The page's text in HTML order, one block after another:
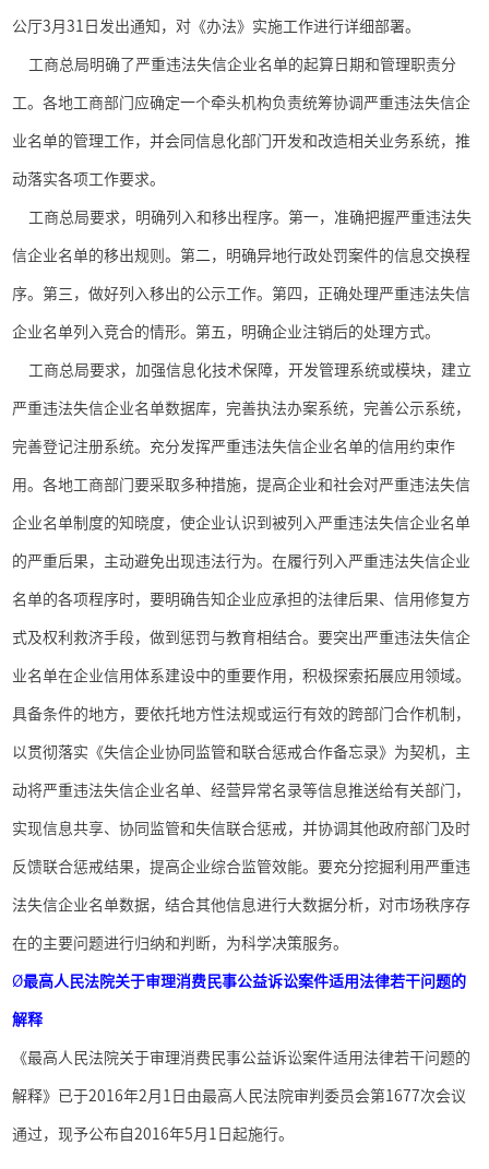
公厅3 月 31 日发出通知，对《办法》实施工作进行详细部署。
工商总局明确了严重违法失信企业名单的起算日期和管理职责分
工。各地工商部门应确定一个牵头机构负责统筹协调严重违法失信企
业名单的管理工作，并会同信息化部门开发和改造相关业务系统，推
动落实各项工作要求。
工商总局要求，明确列入和移出程序。第一，准确把握严重违法失
信企业名单的移出规则。第二，明确异地行政处罚案件的信息交换程
序。第三，做好列入移出的公示工作。第四，正确处理严重违法失信
企业名单列入竞合的情形。第五，明确企业注销后的处理方式。
工商总局要求，加强信息化技术保障，开发管理系统或模块，建立
严重违法失信企业名单数据库，完善执法办案系统，完善公示系统，
完善登记注册系统。充分发挥严重违法失信企业名单的信用约束作
用。各地工商部门要采取多种措施，提高企业和社会对严重违法失信
企业名单制度的知晓度，使企业认识到被列入严重违法失信企业名单
的严重后果，主动避免出现违法行为。在履行列入严重违法失信企业
名单的各项程序时，要明确告知企业应承担的法律后果、信用修复方
式及权利救济手段，做到惩罚与教育相结合。要突出严重违法失信企
业名单在企业信用体系建设中的重要作用，积极探索拓展应用领域。
具备条件的地方，要依托地方性法规或运行有效的跨部门合作机制，
以贯彻落实《失信企业协同监管和联合惩戒合作备忘录》为契机，主
动将严重违法失信企业名单、经营异常名录等信息推送给有关部门，
实现信息共享、协同监管和失信联合惩戒，并协调其他政府部门及时
反馈联合惩戒结果，提高企业综合监管效能。要充分挖掘利用严重违
法失信企业名单数据，结合其他信息进行大数据分析，对市场秩序存
在的主要问题进行归纳和判断，为科学决策服务。
Ø最高人民法院关于审理消费民事公益诉讼案件适用法律若干问题的
解释
《最高人民法院关于审理消费民事公益诉讼案件适用法律若干问题的
解释》已于2016年2 月 1 日由最高人民法院审判委员会第1677次会议
通过，现予公布自 2016年5 月 1 日起施行。